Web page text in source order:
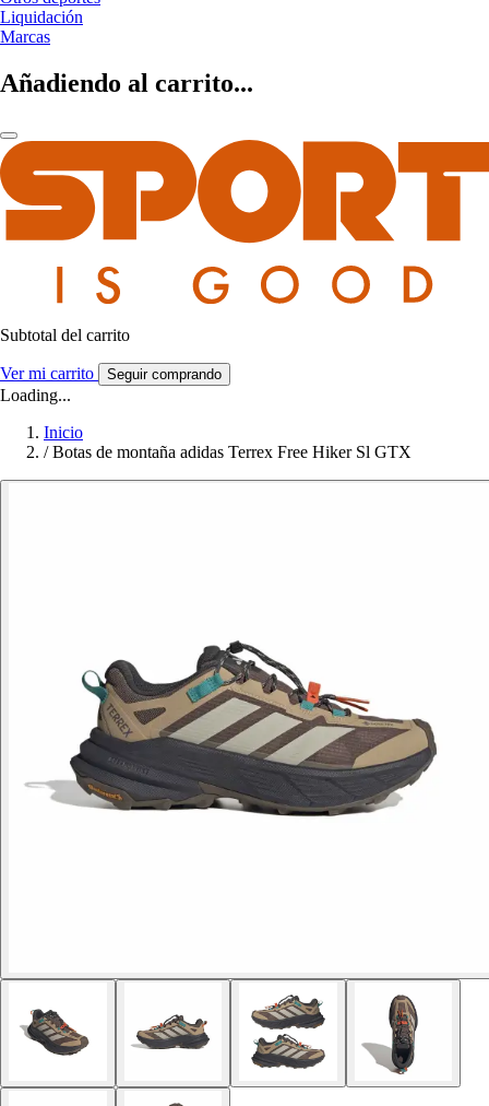
Liquidación
Marcas
Añadiendo al carrito...
Subtotal del carrito
Ver mi carrito Seguir comprando
Loading...
Inicio
/ Botas de montaña adidas Terrex Free Hiker Sl GTX